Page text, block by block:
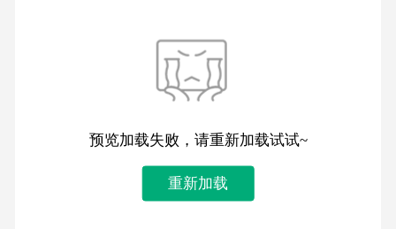
预览加载失败，请重新加载试试~
重新加载